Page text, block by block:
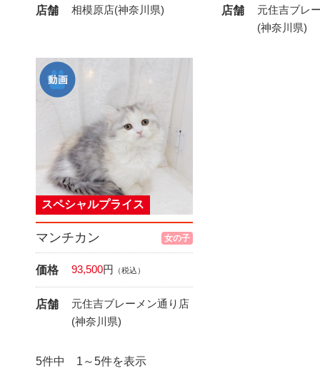
店舗 相模原店(神奈川県) 店舗
元住吉ブレ
(神奈川県)
マンチカン 女の子
スペシャルプライス
価格 93,500円 （税込）
店舗
元住吉ブレーメン通り店
(神奈川県)
5件中 1～5件を表示